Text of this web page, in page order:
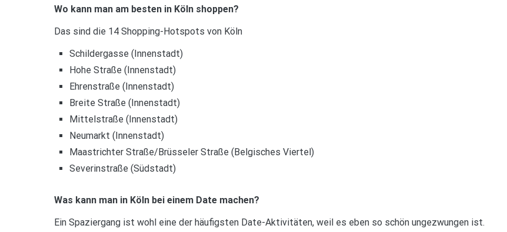
Wo kann man am besten in Köln shoppen?
Das sind die 14 Shopping-Hotspots von Köln
Schildergasse (Innenstadt)
Hohe Straße (Innenstadt)
Ehrenstraße (Innenstadt)
Breite Straße (Innenstadt)
Mittelstraße (Innenstadt)
Neumarkt (Innenstadt)
Maastrichter Straße/Brüsseler Straße (Belgisches Viertel)
Severinstraße (Südstadt)
Was kann man in Köln bei einem Date machen?
Ein Spaziergang ist wohl eine der häufigsten Date-Aktivitäten, weil es eben so schön ungezwungen ist.